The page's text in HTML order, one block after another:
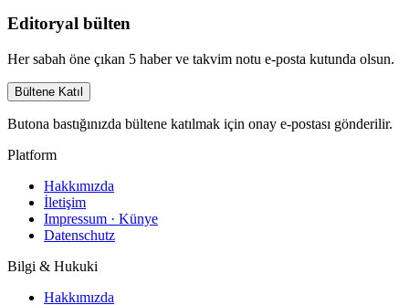
Editoryal bülten
Her sabah öne çıkan 5 haber ve takvim notu e-posta kutunda olsun.
Bültene Katıl
Butona bastığınızda bültene katılmak için onay e-postası gönderilir.
Platform
Hakkımızda
İletişim
Impressum · Künye
Datenschutz
Bilgi & Hukuki
Hakkımızda